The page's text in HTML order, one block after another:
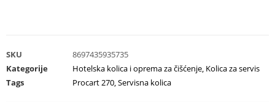
SKU
8697435935735
Kategorije
Hotelska kolica i oprema za čišćenje, Kolica za servis
Tags
Procart 270,Servisna kolica